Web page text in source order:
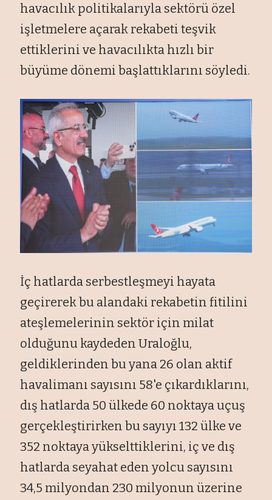
havacılık politikalarıyla sektörü özel
işletmelere açarak rekabeti teşvik
ettiklerini ve havacılıkta hızlı bir
büyüme dönemi başlattıklarını söyledi.
İç hatlarda serbestleşmeyi hayata
geçirerek bu alandaki rekabetin fitilini
ateşlemelerinin sektör için milat
olduğunu kaydeden Uraloğlu,
geldiklerinden bu yana 26 olan aktif
havalimanı sayısını 58'e çıkardıklarını,
dış hatlarda 50 ülkede 60 noktaya uçuş
gerçekleştirirken bu sayıyı 132 ülke ve
352 noktaya yükselttiklerini, iç ve dış
hatlarda seyahat eden yolcu sayısını
34,5 milyondan 230 milyonun üzerine